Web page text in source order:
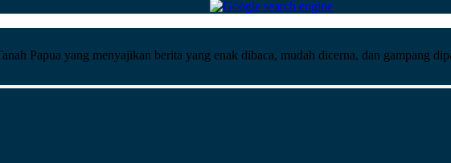
Papua yang menyajikan berita yang enak dibaca, mudah dicerna, dan gampang